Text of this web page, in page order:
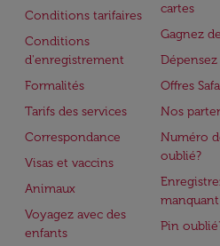
Conditions tarifaires
Conditions
d'enregistrement
Formalités
Tarifs des services
Correspondance
Visas et vaccins
Animaux
Voyagez avec des
enfants
cartes
Gagnez
Offres
Nos
Numéro
oublié?
manquant
Pin